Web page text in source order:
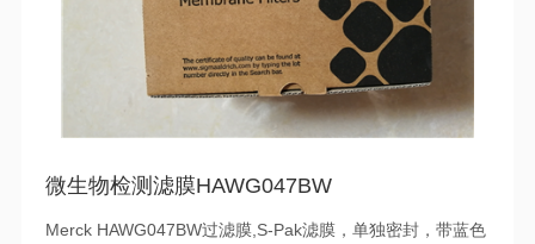
微生物检测滤膜HAWG047BW
Merck HAWG047BW过滤膜,S-Pak滤膜，单独密封，带蓝色